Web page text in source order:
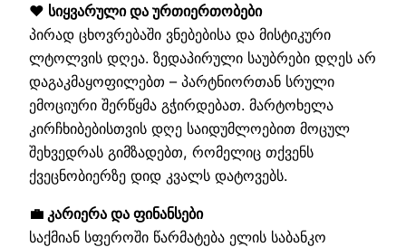
❤️ სიყვარული და ურთიერთობები
პირად ცხოვრებაში ვნებებისა და მისტიკური
ლტოლვის დღეა. ზედაპირული საუბრები დღეს არ
დაგაკმაყოფილებთ – პარტნიორთან სრული
ემოციური შერწყმა გჭირდებათ. მარტოხელა
კირჩხიბებისთვის დღე საიდუმლოებით მოცულ
შეხვედრას გიმზადებთ, რომელიც თქვენს
ქვეცნობიერზე დიდ კვალს დატოვებს.
💼 კარიერა და ფინანსები
საქმიან სფეროში წარმატება ელის საბანკო